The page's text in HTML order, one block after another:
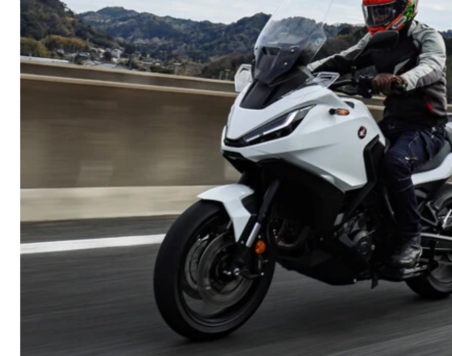
初代ホークはコチラ！ 空冷ＯＨＣ３バルブの並列２気筒エンジンを搭載した初代ホーク ＣＢ２５０Ｔは１９
攻撃的なロケットカウルを身にまとう新型。ミラーがハンドルバーより下にマウントされるのは国産としては珍
前傾姿勢のライディングポジションを可能にするセパレートハンドルを採用。デジタルメーターはレブル１１０
ホンダ ダックス１２５ スーパーカブＣ１２５と同じ遠心クラッチに４速ロータリーエンジンを心臓部に搭載
初代は前後１０インチだった足回りが新型は１２インチに大径化し、車体も大きくなった。乗車姿勢はゆったり